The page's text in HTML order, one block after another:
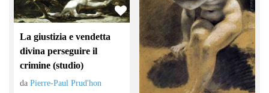
La giustizia e vendetta
divina perseguire il
crimine (studio)
daPierre-Paul Prud'hon